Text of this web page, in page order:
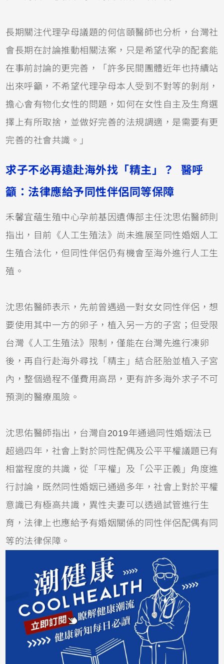
長期關注代理孕母議題的何信頤醫師也分析，台灣社
會長期在討論推動相關法案，只是希望代孕的配套能
在事前討論的更完善，「許多民間團體近年也持續站
出來呼籲，不希望代理孕母本人受到不對等的剝削，
擔心會有物化女性的問題，如何在女性自主及生育選
擇上有所取捨，並做好完善的法規調適，是需要有更
完善的社會共識。」
求子不必再遠赴海外找「精主」？ 醫呼
籲：法律應給予同性伴侶同等保障
禾馨宜蘊生殖中心孕前基因遺傳部主任沈思佑醫師則
指出，目前《人工生殖法》尚未進展至同性婚姻人工
生殖合法化，但同性伴侶仍有機會至海外進行人工生
殖。
沈思佑醫師表示，先前曾遇過一對女女同性伴侶，想
要使用其中一方的卵子，植入另一方的子宮；但受限
台灣《人工生殖法》限制，僅能在台灣先進行凍卵
後，再自行赴海外尋找「精主」結合胚胎並植入子宮
內，整個過程不僅費用高昂，更有許多海外求子不可
預測的醫療風險。
沈思佑醫師指出，台灣自2019年通過同性婚姻法已
超過四年，社會上對於同性配偶及公平平權議題已有
相當程度的共識，從「平權」及「公平正義」角度進
行討論，既然同性婚姻已通過多年，社會上對於平權
意識已有極高共識，異性夫妻可以透過試管進行生
育，法律上也應給予有婚姻關係的同性伴侶配偶有同
等的法律保障。